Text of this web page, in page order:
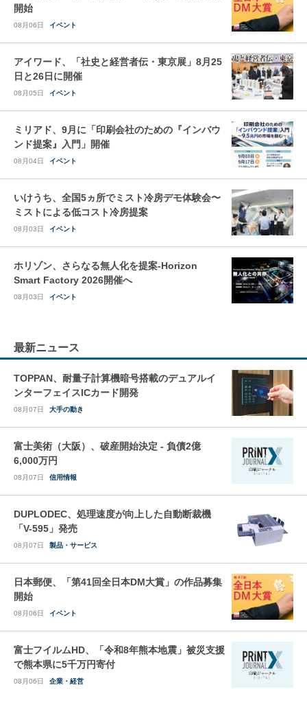
開始
08月06日 イベント
アイワード、「社史と経営者伝・東京展」8月25
日と26日に開催
08月05日 イベント
ミリアド、9月に「印刷会社のための『インバウ
ンド提案』入門」開催
08月04日 イベント
いけうち、全国5ヵ所でミスト冷房デモ体験会〜
ミストによる低コスト冷房提案
08月03日 イベント
ホリゾン、さらなる無人化を提案-Horizon
Smart Factory 2026開催へ
08月03日 イベント
最新ニュース
TOPPAN、耐量子計算機暗号搭載のデュアルイ
ンターフェイスICカード開発
08月07日 大手の動き
富士美術（大阪）、破産開始決定 - 負債2億
6,000万円
08月07日 信用情報
DUPLODEC、処理速度が向上した自動断裁機
「V-595」発売
08月07日 製品・サービス
日本郵便、「第41回全日本DM大賞」の作品募集
開始
08月06日 イベント
富士フイルムHD、「令和8年熊本地震」被災支援
で熊本県に5千万円寄付
08月06日 企業・経営